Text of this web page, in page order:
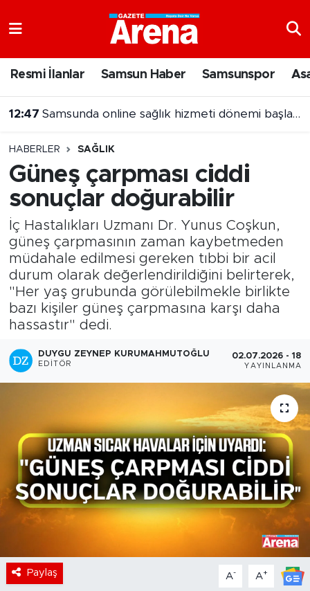
Resmi İlanlar Samsun Haber Samsunspor
12:47 Samsunda online sağlık hizmeti dönemi başladı
HABERLER SAĞLIK
Güneş çarpması ciddi
sonuçlar doğurabilir
İç Hastalıkları Uzmanı Dr. Yunus Coşkun,
güneş çarpmasının zaman kaybetmeden
müdahale edilmesi gereken tıbbi bir acil
durum olarak değerlendirildiğini belirterek,
"Her yaş grubunda görülebilmekle birlikte
bazı kişiler güneş çarpmasına karşı daha
hassastır" dedi.
DUYGU ZEYNEP KURUMAHMUTOĞLU
EDITÖR
02.07.2026 -
YAYINLANMA
Paylaş A- A+
Samsun Namaz Vakitleri
Süper Lig Puan Durumu ve Fikstür
Tüm Manşetler
Son Dakika Haberleri
Haber Arşivi